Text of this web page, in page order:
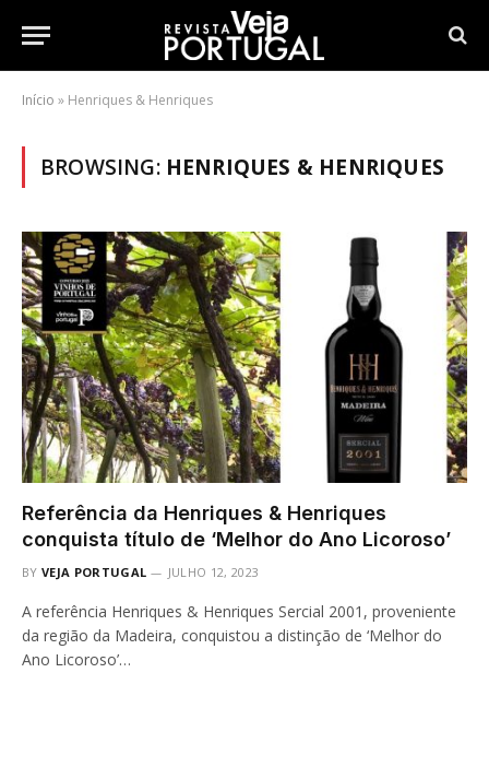
Início » Henriques & Henriques
BROWSING: HENRIQUES & HENRIQUES
Referência da Henriques & Henriques
conquista título de ‘Melhor do Ano Licoroso’
BY VEJA PORTUGAL JULHO 12, 2023
A referência Henriques & Henriques Sercial 2001, proveniente
da região da Madeira, conquistou a distinção de ‘Melhor do
Ano Licoroso’…